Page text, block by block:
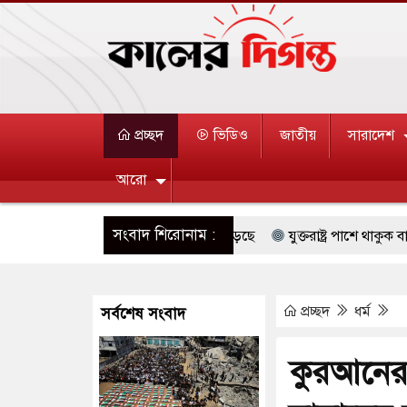
প্রচ্ছদ ভিডিও জাতীয় সারাদেশ
আরো
সংবাদ শিরোনাম :
বন্দি ২৫ শতাংশ বেড়েছে যুক্তরাষ্ট্র পাশে থাকুক বা না থাকুক,
বরগুনার এসআইয়ের বিরুদ্ধে ব্যবস্থা নেওয়া জুলাই স্মৃতি জাদুঘর
বিনিয়োগের আহবান প্রধানমন্ত্রীর হাসপাতালে হামলায় ছাত্রদল ও
ঝুঁকিতে জরুরি বৈঠক জর্ডানের ভারী বৃষ্টি ও
প্রচ্ছদ ধর্ম
কুরআনের
সর্বশেষ সংবাদ